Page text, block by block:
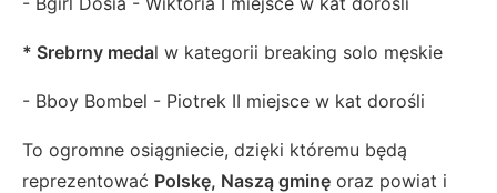
* Srebrny medal w kategorii breaking solo męskie
- Bboy Bombel - Piotrek II miejsce w kat dorośli
To ogromne osiągniecie, dzięki któremu będą
reprezentować Polskę, Naszą gminę oraz powiat i